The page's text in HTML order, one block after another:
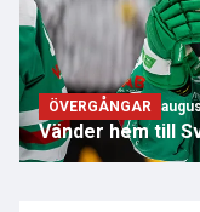
ÖVERGÅNGAR
Vänder hem till